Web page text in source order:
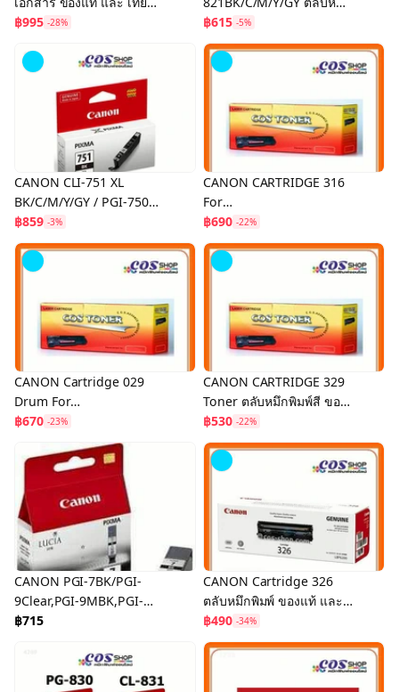
เท่า
฿995 -28%
อิงค์เจ็ทสี ของแท้
฿615 -5%
CANON CLI-751 XL
BK/C/M/Y/GY / PGI-750
XL PGBK ตลับหมึกอิงค์เจ็ทสี
ของแท้
฿859 -3%
CANON CARTRIDGE 316
For
LBP5050/MF8010cn/MF8
030cn/MF8050cn/MF808
0cw หมึกพิมพ์สีของแท้ และ
฿690 -22%
CANON Cartridge 029
Drum For
LBP7010C/LBP7018C/LBP
7510 ตลับดรัมของแท้ และ
เทียบเท่า
฿670 -23%
CANON CARTRIDGE 329
Toner ตลับหมึกพิมพ์สี ของ
แท้ และ เทียบเท่า For
LBP7010C, LBP7018C,
LBP7510
฿530 -22%
CANON PGI-7BK/PGI-
9Clear,PGI-9MBK,PGI-
9PBK,PGI-9C,PGI-
9PM,PGI-9R,PGI-
9G,PGI9GY
฿715
CANON Cartridge 326
ตลับหมึกพิมพ์ ของแท้ และ
เทียบเท่า For Canon
LBP6200d, LBP6230dn,
LBP6240
฿490 -34%